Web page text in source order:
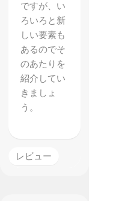
ですが、い
ろいろと新
しい要素も
あるのでそ
のあたりを
紹介してい
きましょ
う。
レビュー
【真・
女神転
生4
FINAL
】レビ